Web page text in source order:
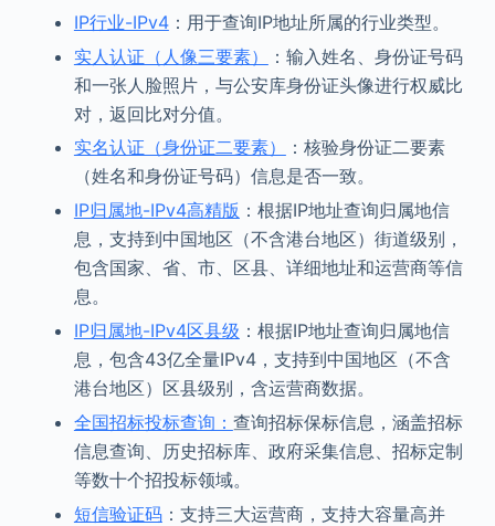
IP行业-IPv4：用于查询IP地址所属的行业类型。
实人认证（人像三要素）
：输入姓名、身份证号码
和一张人脸照片，与公安库身份证头像进行权威比
对，返回比对分值。
实名认证（身份证二要素）
：核验身份证二要素
（姓名和身份证号码）信息是否一致。
IP归属地-IPv4高精版 ：根据IP地址查询归属地信
息，支持到中国地区（不含港台地区）街道级别，
包含国家、省、市、区县、详细地址和运营商等信
息。
IP归属地-IPv4区县级 ：根据IP地址查询归属地信
息，包含43亿全量IPv4，支持到中国地区（不含
港台地区）区县级别，含运营商数据。
全国招标投标查询： 查询招标保标信息，涵盖招标
信息查询、历史招标库、政府采集信息、招标定制
等数十个招投标领域。
短信验证码：支持三大运营商，支持大容量高并